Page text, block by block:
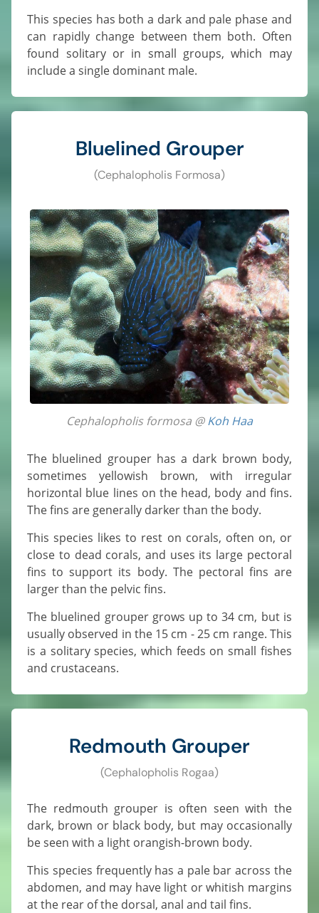
This species has both a dark and pale phase and
can rapidly change between them both. Often
found solitary or in small groups, which may
include a single dominant male.
Bluelined Grouper
(Cephalopholis Formosa)
Cephalopholis formosa @Koh Haa
The bluelined grouper has a dark brown body,
sometimes yellowish brown, with irregular
horizontal blue lines on the head, body and fins.
The fins are generally darker than the body.
This species likes to rest on corals, often on, or
close to dead corals, and uses its large pectoral
fins to support its body. The pectoral fins are
larger than the pelvic fins.
The bluelined grouper grows up to 34 cm, but is
usually observed in the 15 cm - 25 cm range. This
is a solitary species, which feeds on small fishes
and crustaceans.
Redmouth Grouper
(Cephalopholis Rogaa)
The redmouth grouper is often seen with the
dark, brown or black body, but may occasionally
be seen with a light orangish-brown body.
This species frequently has a pale bar across the
abdomen, and may have light or whitish margins
at the rear of the dorsal, anal and tail fins.